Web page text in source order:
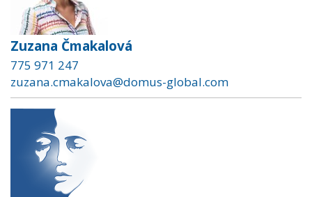
Zuzana Čmakalová
775 971 247
zuzana.cmakalova@domus-global.com